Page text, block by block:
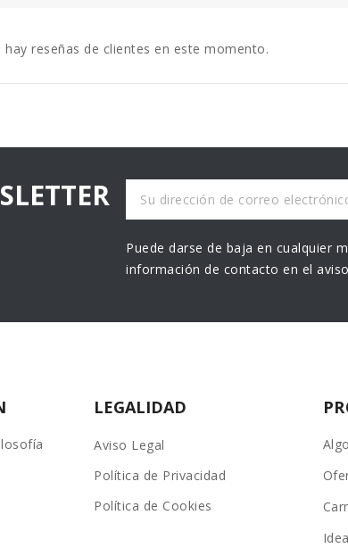
hay reseñas de clientes en este momento.
Puede darse de baja en cualquier
información de contacto en el
LEGALIDAD
Aviso Legal
Política de Privacidad
Política de Cookies